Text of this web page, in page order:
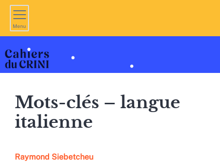
Menu
Mots-clés – langue
italienne
Raymond Siebetcheu